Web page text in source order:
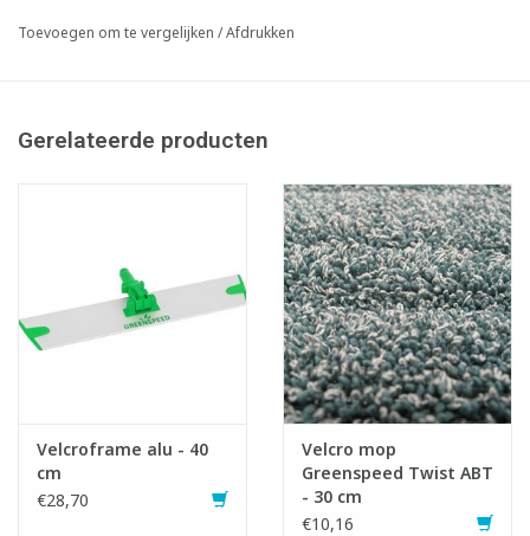
Toevoegen om te vergelijken /Afdrukken
Gerelateerde producten
Velcroframe alu - 40
cm
€28,70
Velcro mop
Greenspeed Twist ABT
- 30 cm
€10,16